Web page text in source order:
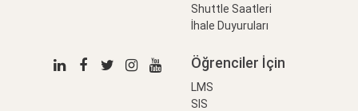
Shuttle Saatleri
İhale Duyuruları
Öğrenciler İçin
LMS
SIS